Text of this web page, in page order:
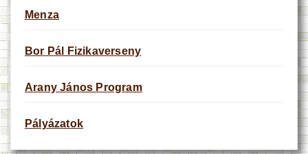
Menza
Bor Pál Fizikaverseny
Arany János Program
Pályázatok